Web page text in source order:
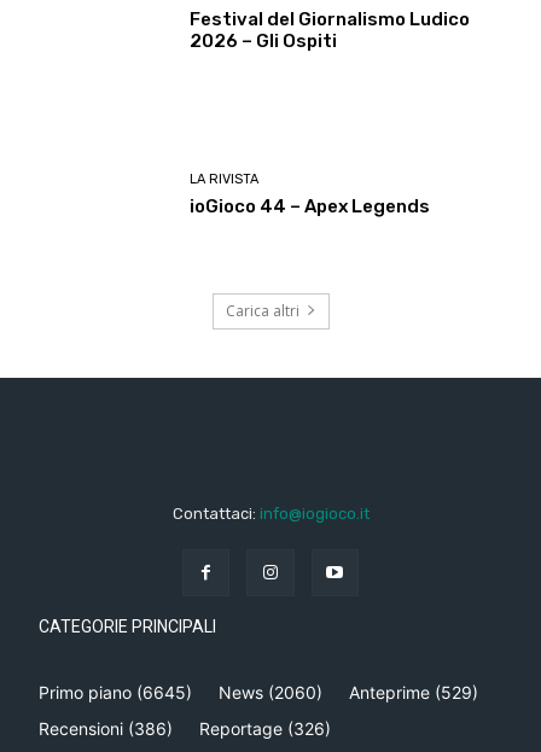
Festival del Giornalismo Ludico
2026 – Gli Ospiti
LA RIVISTA
ioGioco 44 – Apex Legends
Carica altri
Contattaci: info@iogioco.it
CATEGORIE PRINCIPALI
Primo piano (6645) News (2060) Anteprime (529)
Recensioni (386) Reportage (326)